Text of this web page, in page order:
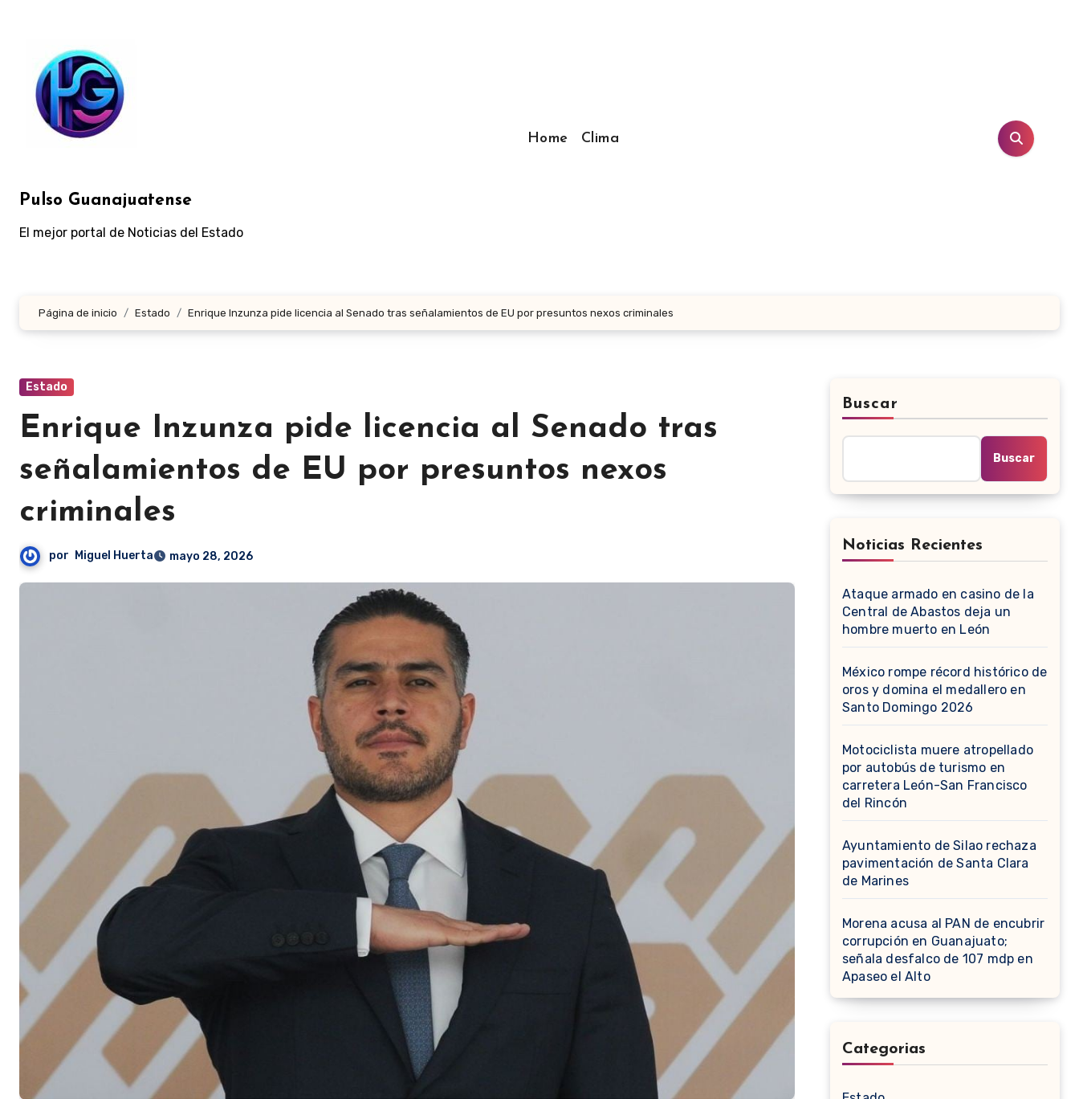
contenido
Pulso Guanajuatense
El mejor portal de Noticias del Estado
Home Clima
Página de inicio Estado Enrique Inzunza pide licencia al Senado tras señalamientos de EU por presuntos nexos criminales
Estado
Enrique Inzunza pide licencia al Senado tras
señalamientos de EU por presuntos nexos
criminales
por Miguel Huerta mayo 28, 2026
Buscar
Buscar
Noticias Recientes
Ataque armado en casino de la
Central de Abastos deja un
hombre muerto en León
México rompe récord histórico de
oros y domina el medallero en
Santo Domingo 2026
Motociclista muere atropellado
por autobús de turismo en
carretera León-San Francisco
del Rincón
Ayuntamiento de Silao rechaza
pavimentación de Santa Clara
de Marines
Morena acusa al PAN de encubrir
corrupción en Guanajuato;
señala desfalco de 107 mdp en
Apaseo el Alto
Categorias